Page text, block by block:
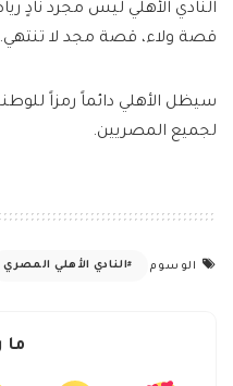
النادي الأهلي ليس مجرد
قصة ولاء، قصة مجد لا تنتهي.
سيظل الأهلي دائماً رمزاً
لجميع المصريين.
الوسوم النادي الأهلي المصري
ما